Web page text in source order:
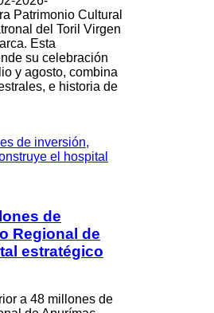
Patrimonio Cultural
del Toril Virgen
Esta
su celebración
y agosto, combina
e historia de
de
Regional de
estratégico
a 48 millones de